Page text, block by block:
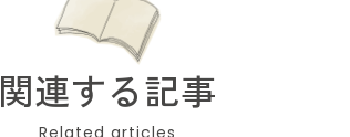
関連する記事